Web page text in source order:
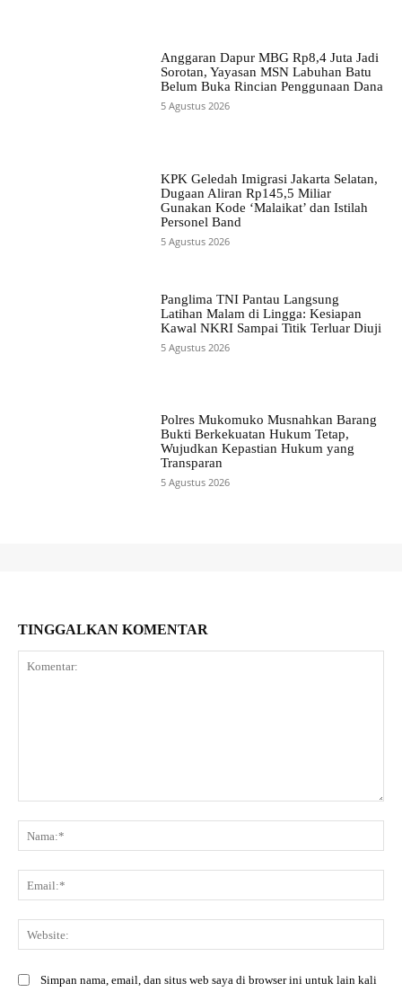
Anggaran Dapur MBG Rp8,4 Juta Jadi
Sorotan, Yayasan MSN Labuhan Batu
Belum Buka Rincian Penggunaan Dana
5 Agustus 2026
KPK Geledah Imigrasi Jakarta Selatan,
Dugaan Aliran Rp145,5 Miliar
Gunakan Kode ‘Malaikat’ dan Istilah
Personel Band
5 Agustus 2026
Panglima TNI Pantau Langsung
Latihan Malam di Lingga: Kesiapan
Kawal NKRI Sampai Titik Terluar Diuji
5 Agustus 2026
Polres Mukomuko Musnahkan Barang
Bukti Berkekuatan Hukum Tetap,
Wujudkan Kepastian Hukum yang
Transparan
5 Agustus 2026
TINGGALKAN KOMENTAR
Simpan nama, email, dan situs web saya di browser ini untuk lain kali